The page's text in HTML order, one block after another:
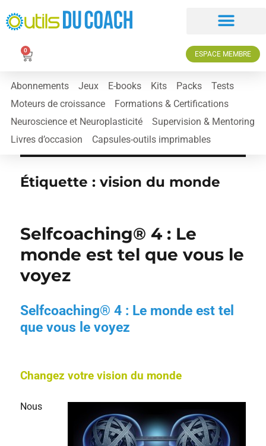
0 ESPACE MEMBRE
Abonnements Jeux E-books Kits Packs
Tests
Moteurs de croissance
Formations & Certifications
Neuroscience et Neuroplasticité
Supervision & Mentoring
Livres d’occasion
Capsules-outils imprimables
Étiquette :vision du monde
Selfcoaching® 4 : Le
monde est tel que vous le
voyez
Selfcoaching® 4 : Le monde est tel
que vous le voyez
Changez votre vision du monde
Nous